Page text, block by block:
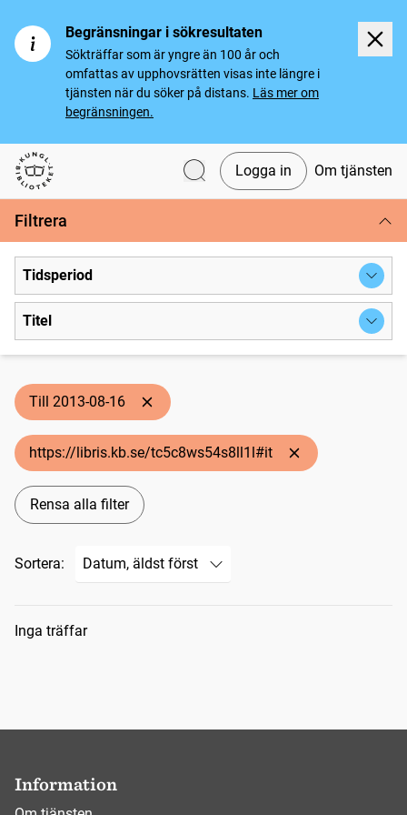
Begränsningar i sökresultaten
Sökträffar som är yngre än 100 år och
omfattas av upphovsrätten visas inte längre i
tjänsten när du söker på distans. Läs mer om
begränsningen.
Svenska tidningar
Logga in Om tjänsten
Filtrera
Tidsperiod
Titel
Till 2013-08-16
https://libris.kb.se/tc5c8ws54s8ll1l#it
Rensa alla filter
Sortera:
Sökresultat
Inga träffar
Information